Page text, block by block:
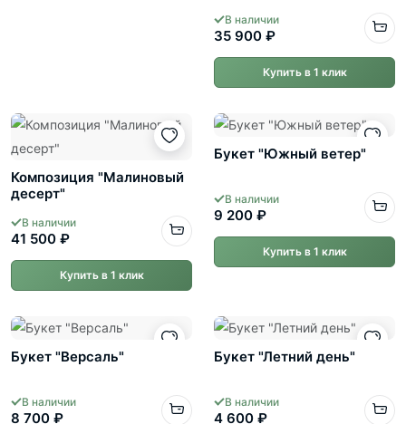
В наличии
35 900 ₽
Купить в 1 клик
Композиция "Малиновый
десерт"
В наличии
41 500 ₽
Купить в 1 клик
Букет "Южный ветер"
В наличии
9 200 ₽
Купить в 1 клик
Букет "Версаль"
В наличии
8 700 ₽
Букет "Летний день"
В наличии
4 600 ₽